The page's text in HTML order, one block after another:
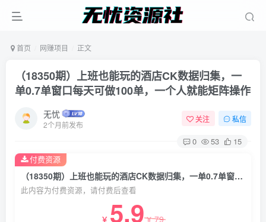
首页 网赚项目 正文
（18350期）上班也能玩的酒店CK数据归集，一
单0.7单窗口每天可做100单，一个人就能矩阵操作
无忧
2个月前发布
关注 私信
0 53 15
（18350期）上班也能玩的酒店CK数据归集，一单0.7单窗口每天可做100单，一个人就能矩阵操作
此内容为付费资源，请付费后查看
￥ 5.9￥79
付费资源